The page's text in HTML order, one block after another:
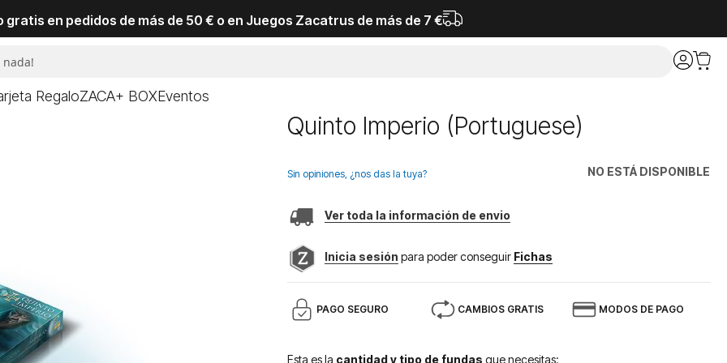
gratis en pedidos de más de 50 € o en Juegos Zacatrus de más de 7 €
RegaloZACA+ BOXEventos
Quinto Imperio (Portuguese)
NO ESTÁ DISPONIBLE
Sin opiniones, ¿nos das la tuya?
Ver toda la información de envio
Inicia sesión para poder conseguir Fichas
PAGO SEGURO CAMBIOS GRATIS MODOS DE PAGO
Esta es la cantidad y tipo de fundas que necesitas: